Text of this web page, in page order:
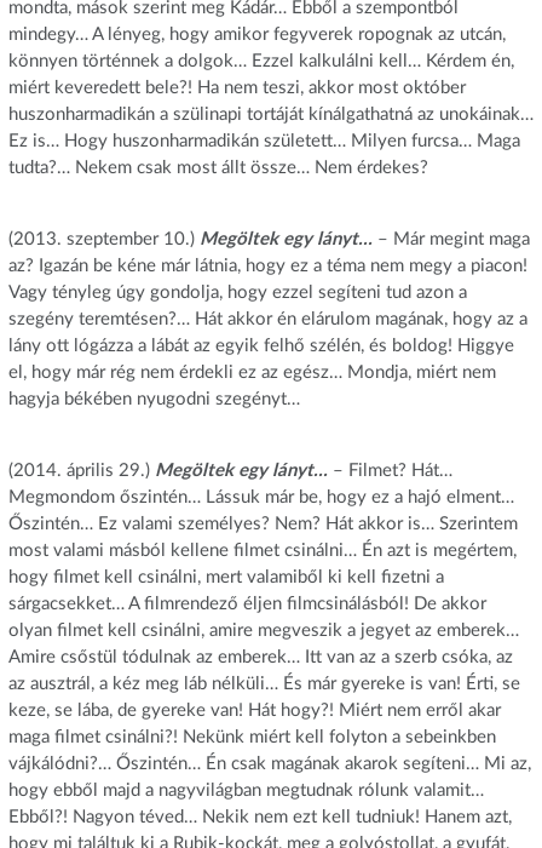
mondta, mások szerint meg Kádár… Ebből a szempontból
mindegy… A lényeg, hogy amikor fegyverek ropognak az utcán,
könnyen történnek a dolgok… Ezzel kalkulálni kell… Kérdem én,
miért keveredett bele?! Ha nem teszi, akkor most október
huszonharmadikán a szülinapi tortáját kínálgathatná az unokáinak…
Ez is… Hogy huszonharmadikán született… Milyen furcsa… Maga
tudta?… Nekem csak most állt össze… Nem érdekes?
(2013. szeptember 10.) Megöltek egy lányt…– Már megint maga
az? Igazán be kéne már látnia, hogy ez a téma nem megy a piacon!
Vagy tényleg úgy gondolja, hogy ezzel segíteni tud azon a
szegény teremtésen?… Hát akkor én elárulom magának, hogy az a
lány ott lógázza a lábát az egyik felhő szélén, és boldog! Higgye
el, hogy már rég nem érdekli ez az egész… Mondja, miért nem
hagyja békében nyugodni szegényt…
(2014. április 29.) Megöltek egy lányt…– Filmet? Hát…
Megmondom őszintén… Lássuk már be, hogy ez a hajó elment…
Őszintén… Ez valami személyes? Nem? Hát akkor is… Szerintem
most valami másból kellene filmet csinálni… Én azt is megértem,
hogy filmet kell csinálni, mert valamiből ki kell fizetni a
sárgacsekket… A filmrendező éljen filmcsinálásból! De akkor
olyan filmet kell csinálni, amire megveszik a jegyet az emberek…
Amire csőstül tódulnak az emberek… Itt van az a szerb csóka, az
az ausztrál, a kéz meg láb nélküli… És már gyereke is van! Érti, se
keze, se lába, de gyereke van! Hát hogy?! Miért nem erről akar
maga filmet csinálni?! Nekünk miért kell folyton a sebeinkben
vájkálódni?… Őszintén… Én csak magának akarok segíteni… Mi az,
hogy ebből majd a nagyvilágban megtudnak rólunk valamit…
Ebből?! Nagyon téved… Nekik nem ezt kell tudniuk! Hanem azt,
hogy mi találtuk ki a Rubik-kockát, meg a golyóstollat, a gyufát,